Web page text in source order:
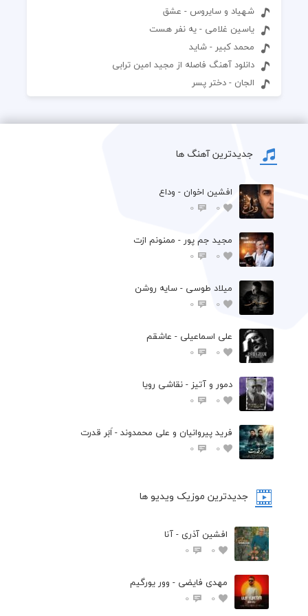
شهیاد و سایروس - عشق
یاسین غلامی - یه نفر هست
محمد کبیر - شاید
دانلود آهنگ فاصله از مجید امین ترابی
الجان - دختر پسر
جدیدترین آهنگ ها
افشين اخوان - وداع
0
0
مجید جم پور - ممنونم ازت
0
0
میلاد طوسی - سایه روشن
0
0
علی اسماعیلی - عاشقم
0
0
دمور و آتیز - نقاشی رویا
0
0
فرید پیروانیان و علی محمدوند - اَبَر قدرت
0
0
جدیدترین موزیک ویدیو ها
افشین آذری - آنا
0
0
مهدی فایضی - وور یورگیم
0
0